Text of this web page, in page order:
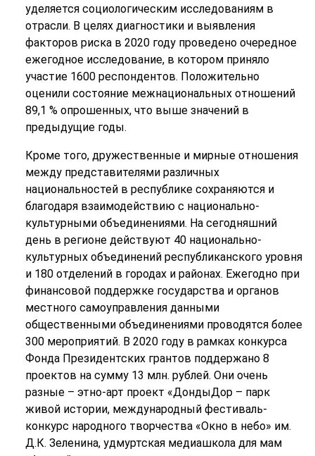
уделяется социологическим исследованиям в
отрасли. В целях диагностики и выявления
факторов риска в 2020 году проведено очередное
ежегодное исследование, в котором приняло
участие 1600 респондентов. Положительно
оценили состояние межнациональных отношений
89,1 % опрошенных, что выше значений в
предыдущие годы.
Кроме того, дружественные и мирные отношения
между представителями различных
национальностей в республике сохраняются и
благодаря взаимодействию с национально-
культурными объединениями. На сегодняшний
день в регионе действуют 40 национально-
культурных объединений республиканского уровня
и 180 отделений в городах и районах. Ежегодно при
финансовой поддержке государства и органов
местного самоуправления данными
общественными объединениями проводятся более
300 мероприятий. В 2020 году в рамках конкурса
Фонда Президентских грантов поддержано 8
проектов на сумму 13 млн. рублей. Они очень
разные – этно-арт проект «ДондыДор – парк
живой истории, международный фестиваль-
конкурс народного творчества «Окно в небо» им.
Д.К. Зеленина, удмуртская медиашкола для мам